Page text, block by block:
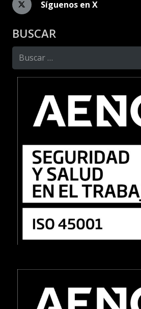
Síguenos en X
BUSCAR
Buscar: